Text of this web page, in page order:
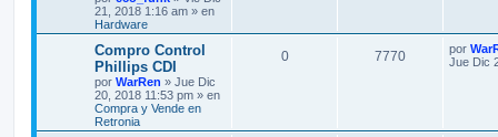
21, 2018 1:16 am » en
Hardware
Compro Control
Phillips CDI
por WarRen » Jue Dic
20, 2018 11:53 pm » en
Compra y Vende en
Retronia
0 7770 por
Jue Dic